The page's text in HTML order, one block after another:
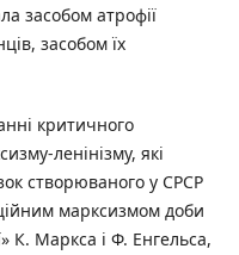
засобом атрофії
засобом їх
критичного
ленінізму, які
створюваного у СРСР
марксизмом доби
К. Маркса і Ф. Енгельса,